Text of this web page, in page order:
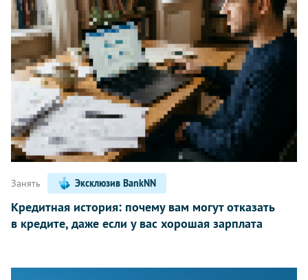
Занять Эксклюзив BankNN
Кредитная история: почему вам могут отказать
в кредите, даже если у вас хорошая зарплата